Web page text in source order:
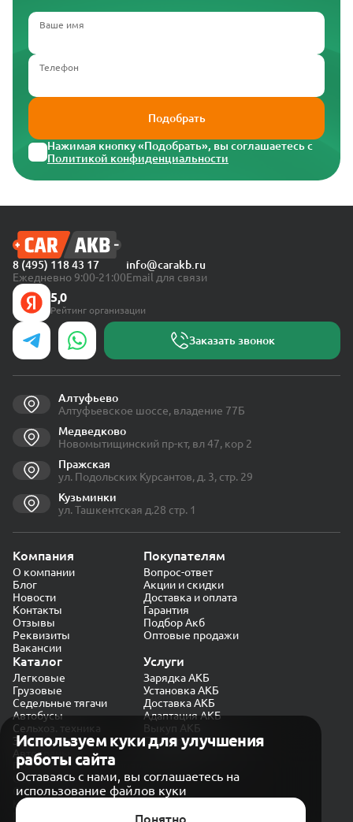
Ваше имя
Телефон
Подобрать
Нажимая кнопку «Подобрать», вы соглашаетесь с
Политикой конфиденциальности
Используем куки для улучшения
работы сайта
Оставаясь с нами, вы соглашаетесь на
использование файлов куки
Понятно
8 (495) 118 43 17
Ежедневно 9:00-21:00
info@carakb.ru
Email для связи
5,0
Рейтинг организации
Заказать звонок
Алтуфьево
Алтуфьевское шоссе, владение 77Б
Медведково
Новомытищинский пр-кт, вл 47, кор 2
Пражская
ул. Подольских Курсантов, д. 3, стр. 29
Кузьминки
ул. Ташкентская д.28 стр. 1
Компания
О компании
Блог
Новости
Контакты
Отзывы
Реквизиты
Вакансии
Покупателям
Вопрос-ответ
Акции и скидки
Доставка и оплата
Гарантия
Подбор Акб
Оптовые продажи
Каталог
Легковые
Грузовые
Седельные тягачи
Автобусы
Сельхоз. техника
Экскаваторы
Автокраны
Услуги
Зарядка АКБ
Установка АКБ
Доставка АКБ
Адаптация АКБ
Выкуп АКБ
Проверка генератора
Политика конфиденциальности
Обработка персональных данных
Согласие на обработку в «Яндекс.Метрика»
Карта сайта